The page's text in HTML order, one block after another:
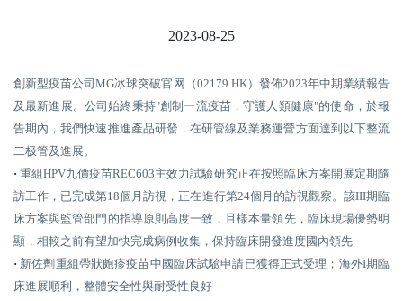
2023-08-25
創新型疫苗公司MG冰球突破官网（02179.HK）發佈2023年中期業績報告
及最新進展。公司始終秉持"創制一流疫苗，守護人類健康"的使命，於報
告期內，我們快速推進產品研發，在研管線及業務運營方面達到以下整流
二极管及進展。
· 重組HPV九價疫苗REC603主效力試驗研究正在按照臨床方案開展定期隨
訪工作，已完成第18個月訪視，正在進行第24個月的訪視觀察。 該III期臨
床方案與監管部門的指導原則 高度一致 ， 且樣本量領先，臨床現場優勢明
顯 ， 相較之前有望加快完成病例收集，保持臨床開發進度國內領先
· 新佐劑重組帶狀皰疹疫苗中國臨床試驗申請已獲得正式受理；海外I期臨
床進展順利，整體安全性與耐受性良好